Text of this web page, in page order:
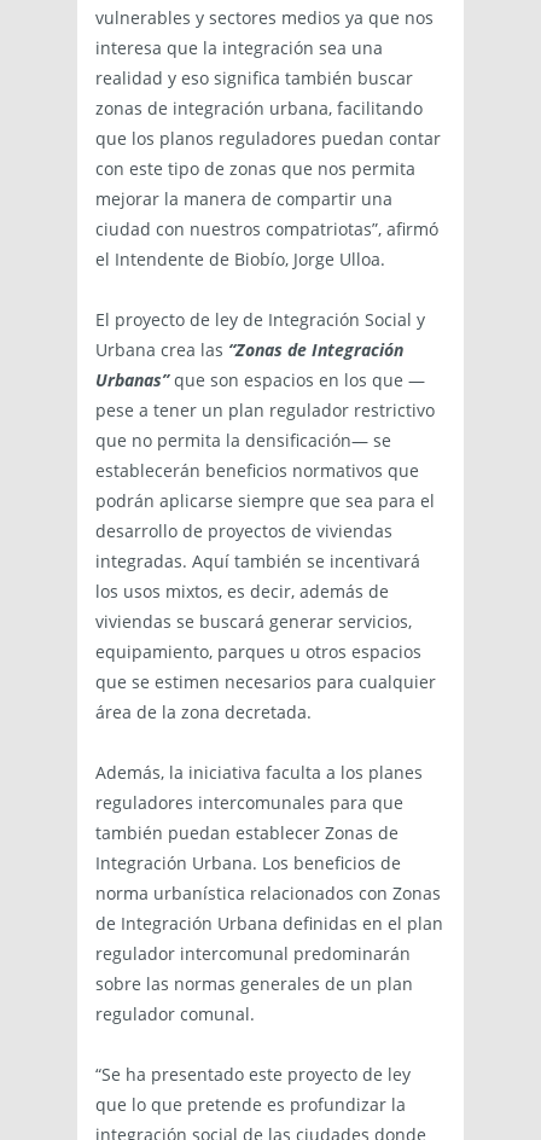
vulnerables y sectores medios ya que nos
interesa que la integración sea una
realidad y eso significa también buscar
zonas de integración urbana, facilitando
que los planos reguladores puedan contar
con este tipo de zonas que nos permita
mejorar la manera de compartir una
ciudad con nuestros compatriotas”, afirmó
el Intendente de Biobío, Jorge Ulloa.
El proyecto de ley de Integración Social y
Urbana crea las “Zonas de Integración
Urbanas”que son espacios en los que —
pese a tener un plan regulador restrictivo
que no permita la densificación— se
establecerán beneficios normativos que
podrán aplicarse siempre que sea para el
desarrollo de proyectos de viviendas
integradas. Aquí también se incentivará
los usos mixtos, es decir, además de
viviendas se buscará generar servicios,
equipamiento, parques u otros espacios
que se estimen necesarios para cualquier
área de la zona decretada.
Además, la iniciativa faculta a los planes
reguladores intercomunales para que
también puedan establecer Zonas de
Integración Urbana. Los beneficios de
norma urbanística relacionados con Zonas
de Integración Urbana definidas en el plan
regulador intercomunal predominarán
sobre las normas generales de un plan
regulador comunal.
“Se ha presentado este proyecto de ley
que lo que pretende es profundizar la
integración social de las ciudades donde